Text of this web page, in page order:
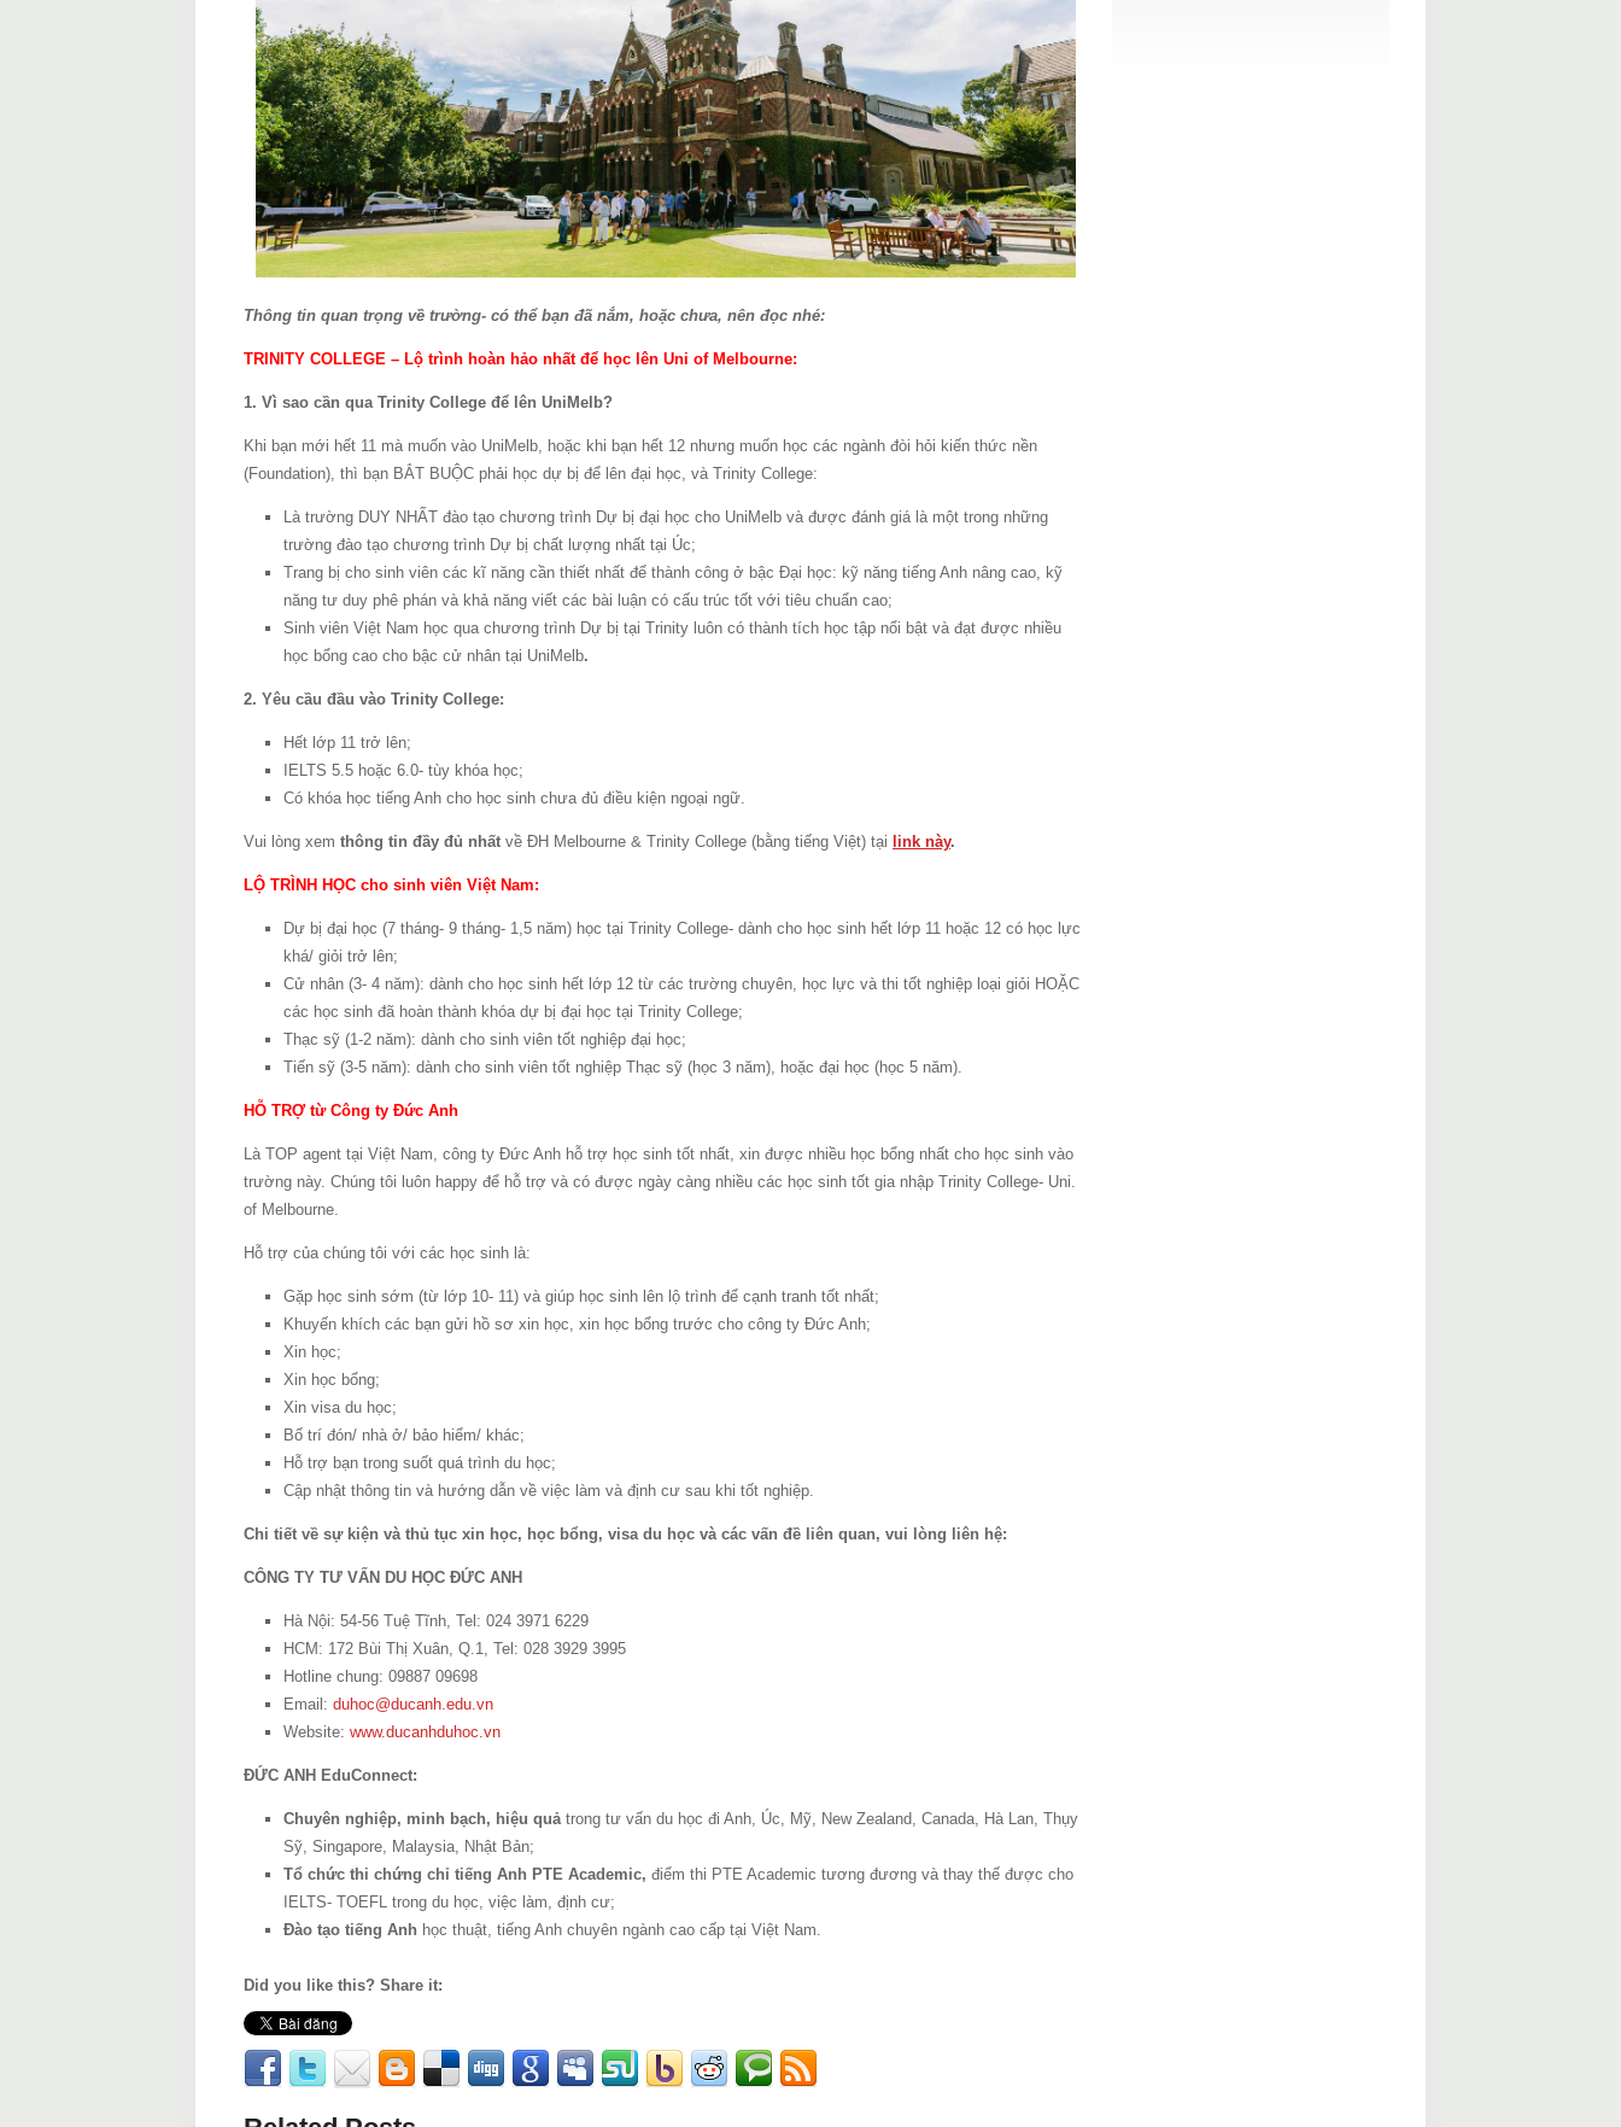
Thông tin quan trọng về trường- có thể bạn đã nắm, hoặc chưa, nên đọc nhé:
TRINITY COLLEGE – Lộ trình hoàn hảo nhất để học lên Uni of Melbourne:
1. Vì sao cần qua Trinity College để lên UniMelb?
Khi bạn mới hết 11 mà muốn vào UniMelb, hoặc khi bạn hết 12 nhưng muốn học các ngành đòi hỏi kiến thức nền
(Foundation), thì bạn BẮT BUỘC phải học dự bị để lên đại học, và Trinity College:
Là trường DUY NHẤT đào tạo chương trình Dự bị đại học cho UniMelb và được đánh giá là một trong những
trường đào tạo chương trình Dự bị chất lượng nhất tại Úc;
Trang bị cho sinh viên các kĩ năng cần thiết nhất để thành công ở bậc Đại học: kỹ năng tiếng Anh nâng cao, kỹ
năng tư duy phê phán và khả năng viết các bài luận có cấu trúc tốt với tiêu chuẩn cao;
Sinh viên Việt Nam học qua chương trình Dự bị tại Trinity luôn có thành tích học tập nổi bật và đạt được nhiều
học bổng cao cho bậc cử nhân tại UniMelb.
2. Yêu cầu đầu vào Trinity College:
Hết lớp 11 trở lên;
IELTS 5.5 hoặc 6.0- tùy khóa học;
Có khóa học tiếng Anh cho học sinh chưa đủ điều kiện ngoại ngữ.
Vui lòng xem thông tin đầy đủ nhất về ĐH Melbourne & Trinity College (bằng tiếng Việt) tại link này.
LỘ TRÌNH HỌC cho sinh viên Việt Nam:
Dự bị đại học (7 tháng- 9 tháng- 1,5 năm) học tại Trinity College- dành cho học sinh hết lớp 11 hoặc 12 có học lực
khá/ giỏi trở lên;
Cử nhân (3- 4 năm): dành cho học sinh hết lớp 12 từ các trường chuyên, học lực và thi tốt nghiệp loại giỏi HOẶC
các học sinh đã hoàn thành khóa dự bị đại học tại Trinity College;
Thạc sỹ (1-2 năm): dành cho sinh viên tốt nghiệp đại học;
Tiến sỹ (3-5 năm): dành cho sinh viên tốt nghiệp Thạc sỹ (học 3 năm), hoặc đại học (học 5 năm).
HỖ TRỢ từ Công ty Đức Anh
Là TOP agent tại Việt Nam, công ty Đức Anh hỗ trợ học sinh tốt nhất, xin được nhiều học bổng nhất cho học sinh vào
trường này. Chúng tôi luôn happy để hỗ trợ và có được ngày càng nhiều các học sinh tốt gia nhập Trinity College- Uni.
of Melbourne.
Hỗ trợ của chúng tôi với các học sinh là:
Gặp học sinh sớm (từ lớp 10- 11) và giúp học sinh lên lộ trình để cạnh tranh tốt nhất;
Khuyến khích các bạn gửi hồ sơ xin học, xin học bổng trước cho công ty Đức Anh;
Xin học;
Xin học bổng;
Xin visa du học;
Bố trí đón/ nhà ở/ bảo hiểm/ khác;
Hỗ trợ bạn trong suốt quá trình du học;
Cập nhật thông tin và hướng dẫn về việc làm và định cư sau khi tốt nghiệp.
Chi tiết về sự kiện và thủ tục xin học, học bổng, visa du học và các vấn đề liên quan, vui lòng liên hệ:
CÔNG TY TƯ VẤN DU HỌC ĐỨC ANH
Hà Nội: 54-56 Tuệ Tĩnh, Tel: 024 3971 6229
HCM: 172 Bùi Thị Xuân, Q.1, Tel: 028 3929 3995
Hotline chung: 09887 09698
Email: duhoc@ducanh.edu.vn
Website: www.ducanhduhoc.vn
ĐỨC ANH EduConnect:
Chuyên nghiệp, minh bạch, hiệu quả trong tư vấn du học đi Anh, Úc, Mỹ, New Zealand, Canada, Hà Lan, Thụy
Sỹ, Singapore, Malaysia, Nhật Bản;
Tổ chức thi chứng chỉ tiếng Anh PTE Academic, điểm thi PTE Academic tương đương và thay thế được cho
IELTS- TOEFL trong du học, việc làm, định cư;
Đào tạo tiếng Anh học thuật, tiếng Anh chuyên ngành cao cấp tại Việt Nam.
Did you like this? Share it: